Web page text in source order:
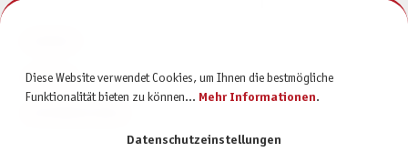
SERVICE
Diese Website verwendet Cookies, um Ihnen die bestmögliche
Funktionalität bieten zu können... Mehr Informationen.
Datenschutzeinstellungen